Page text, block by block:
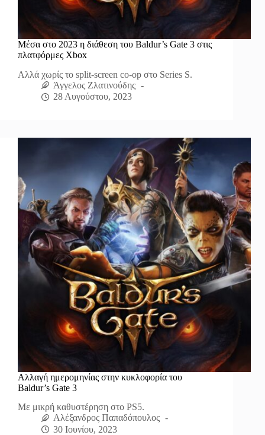
Μέσα στο 2023 η διάθεση του Baldur’s Gate 3 στις
πλατφόρμες Xbox
Αλλά χωρίς το split-screen co-op στο Series S.
Άγγελος Ζλατινούδης
28 Αυγούστου, 2023
Αλλαγή ημερομηνίας στην κυκλοφορία του
Baldur’s Gate 3
Mε μικρή καθυστέρηση στο PS5.
Αλέξανδρος Παπαδόπουλος
30 Ιουνίου, 2023